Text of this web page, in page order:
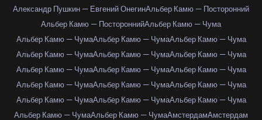
Александр Пушкин — Евгений ОнегинАльбер Камю — Посторонний
Альбер Камю — ПостороннийАльбер Камю — Чума
Альбер Камю — ЧумаАльбер Камю — ЧумаАльбер Камю — Чума
Альбер Камю — ЧумаАльбер Камю — ЧумаАльбер Камю — Чума
Альбер Камю — ЧумаАльбер Камю — ЧумаАльбер Камю — Чума
Альбер Камю — ЧумаАльбер Камю — ЧумаАльбер Камю — Чума
Альбер Камю — ЧумаАльбер Камю — ЧумаАльбер Камю — Чума
Альбер Камю — ЧумаАльбер Камю — ЧумаАмстердамАмстердам